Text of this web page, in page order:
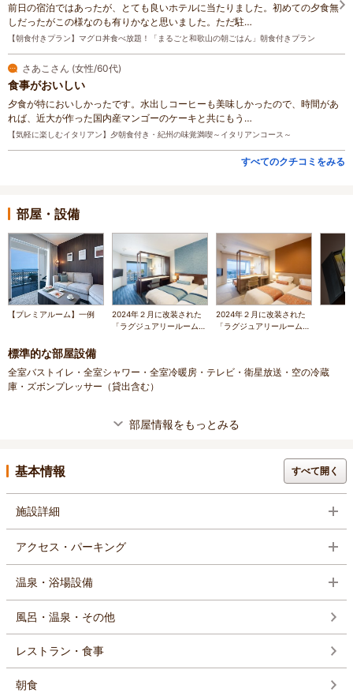
前日の宿泊ではあったが、とても良いホテルに当たりました。初めての夕食無
しだったがこの様なのも有りかなと思いました。ただ駐…
【朝食付きプラン】マグロ丼食べ放題！「まるごと和歌山の朝ごはん」朝食付きプラン
さあこさん (女性/60代)
食事がおいしい
夕食が特においしかったです。水出しコーヒーも美味しかったので、時間があ
れば、近大が作った国内産マンゴーのケーキと共にもう…
【気軽に楽しむイタリアン】夕朝食付き・紀州の味覚満喫～イタリアンコース～
すべてのクチコミをみる
部屋・設備
【プレミアルーム】一例
2024年２月に改装された
「ラグジュアリールーム」
2024年２月に改装された
「ラグジュアリールーム」
標準的な部屋設備
全室バストイレ・全室シャワー・全室冷暖房・テレビ・衛星放送・空の冷蔵
庫・ズボンプレッサー（貸出含む）
部屋情報をもっとみる
基本情報 すべて開く
施設詳細
アクセス・パーキング
温泉・浴場設備
風呂・温泉・その他
レストラン・食事
朝食